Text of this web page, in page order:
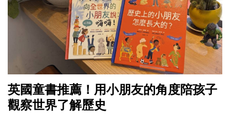
英國童書推薦！用小朋友的角度陪孩子
觀察世界了解歷史